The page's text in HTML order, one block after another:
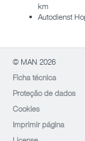
km
Autodienst
© MAN 2026
Ficha técnica
Proteção de dados
Cookies
Imprimir página